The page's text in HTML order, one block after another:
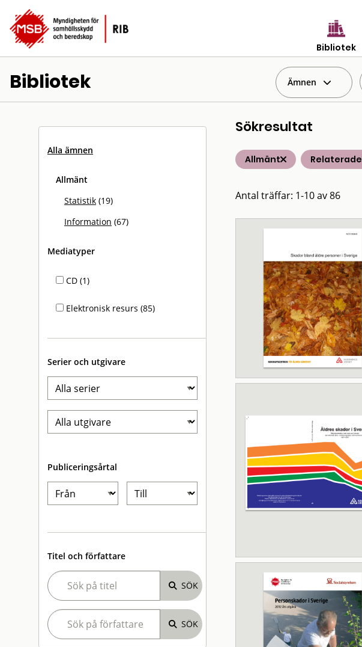
Bibliotek
Bibliotek Ämnen
Alla ämnen
Allmänt
Statistik (19)
Information (67)
Mediatyper
CD (1)
Elektronisk resurs (85)
Serier och utgivare
Publiceringsårtal
Titel och författare
Sökresultat
Allmänt Relaterade
Antal träffar: 1-10 av 86